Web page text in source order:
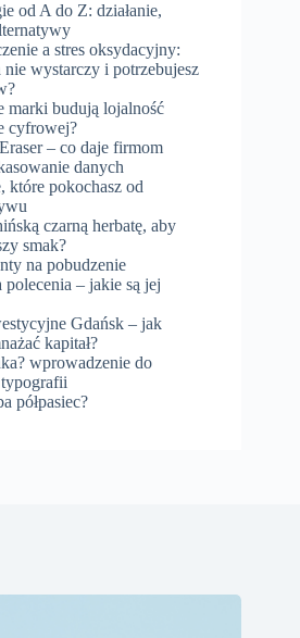
od A do Z: działanie,
a stres oksydacyjny:
wystarczy i potrzebujesz
marki budują lojalność
cyfrowej?
– co daje firmom
danych
które pokochasz od
czarną herbatę, aby
smak?
na pobudzenie
– jakie są jej
Gdańsk – jak
kapitał?
wprowadzenie do
półpasiec?